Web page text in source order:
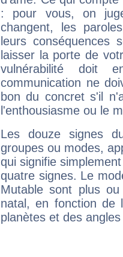
: pour vous, on
changent, les
leurs conséquences
laisser la porte de
vulnérabilité doit
communication ne
bon du concret s'il
l'enthousiasme ou le
Les douze signes
groupes ou modes,
qui signifie
quatre signes. Le
Mutable sont plus
natal, en fonction de
planètes et des